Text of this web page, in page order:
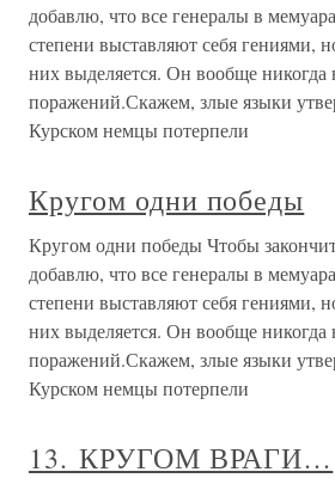
добавлю, что все генералы в
степени выставляют себя гениями,
них выделяется. Он вообще никогда
поражений.Скажем, злые языки
Курском немцы потерпели
Кругом одни победы
Кругом одни победы Чтобы
добавлю, что все генералы в
степени выставляют себя гениями,
них выделяется. Он вообще никогда
поражений.Скажем, злые языки
Курском немцы потерпели
13. КРУГОМ ВРАГИ…